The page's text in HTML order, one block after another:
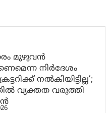
മുഴുവൻ
നിർദേശം
നൽകിയിട്ടില്ല’;
വ്യക്തത വരുത്തി